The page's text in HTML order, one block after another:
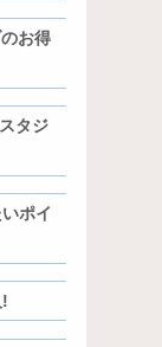
お得
タジ
ポイ